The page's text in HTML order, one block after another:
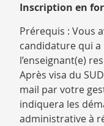
Inscription en
Prérequis : Vous
candidature qui
l’enseignant(e)
Après visa du
mail par votre
indiquera les
administrative à